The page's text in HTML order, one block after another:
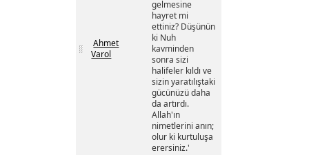
Ahmet
Varol
gelmesine
hayret mi
ettiniz? Düşünün
ki Nuh
kavminden
sonra sizi
halifeler kıldı ve
sizin yaratılıştaki
gücünüzü daha
da artırdı.
Allah'ın
nimetlerini anın;
olur ki kurtuluşa
erersiniz.'